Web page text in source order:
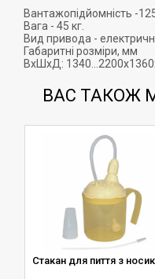
Вантажопідйомність -
Вага - 45 кг.
Вид привода -
Габаритні розміри, мм
ВхШхД:
ВАС ТАКОЖ
Стакан для пиття з